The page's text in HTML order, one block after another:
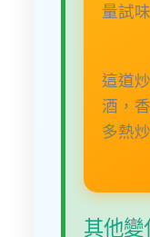
量試
這道
酒，
多熱
其他